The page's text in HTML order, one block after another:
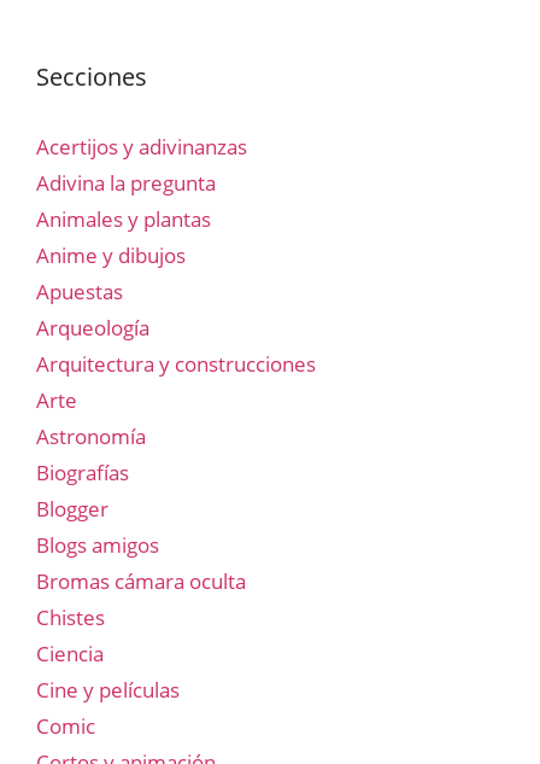
Secciones
Acertijos y adivinanzas
Adivina la pregunta
Animales y plantas
Anime y dibujos
Apuestas
Arqueología
Arquitectura y construcciones
Arte
Astronomía
Biografías
Blogger
Blogs amigos
Bromas cámara oculta
Chistes
Ciencia
Cine y películas
Comic